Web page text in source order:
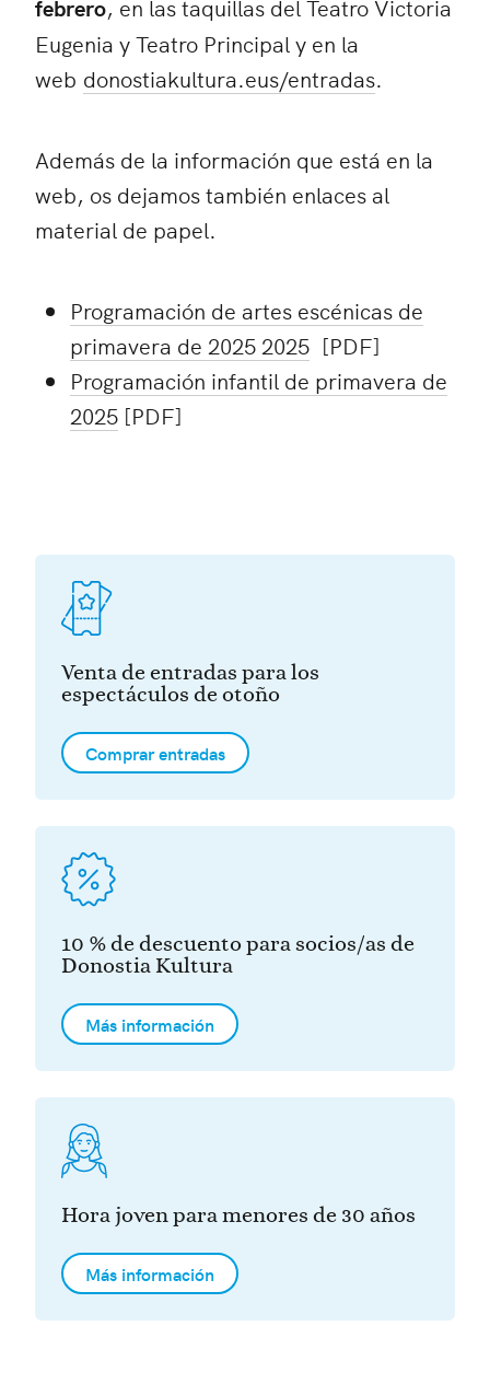
febrero, en las taquillas del Teatro Victoria
Eugenia y Teatro Principal y en la
web donostiakultura.eus/entradas.
Además de la información que está en la
web, os dejamos también enlaces al
material de papel.
Programación de artes escénicas de
primavera de 2025 2025 [PDF]
Programación infantil de primavera de
2025 [PDF]
Venta de entradas para los
espectáculos de otoño
Comprar entradas
10 % de descuento para socios/as de
Donostia Kultura
Más información
Hora joven para menores de 30 años
Más información